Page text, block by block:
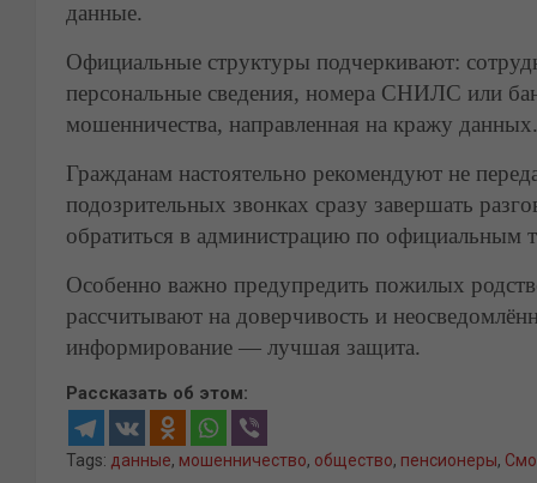
данные.
Официальные структуры подчеркивают:
персональные сведения, номера СНИЛС или
мошенничества, направленная на кражу данных.
Гражданам настоятельно рекомендуют не
подозрительных звонках сразу завершать
обратиться в администрацию по официальным
Особенно важно предупредить пожилых
рассчитывают на доверчивость и
информирование — лучшая защита.
Рассказать об этом:
Tags: данные, мошенничество, общество, пенсионеры,